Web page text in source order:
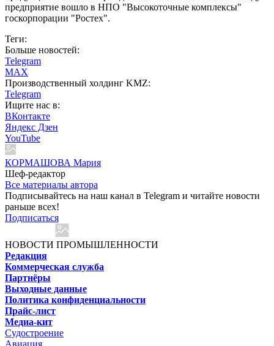
предприятие вошло в НПО "Высокоточные комплексы"
госкорпорации "Ростех".
Теги:
Больше новостей:
Telegram
MAX
Производственный холдинг KMZ:
Telegram
Ищите нас в:
ВКонтакте
Яндекс Дзен
YouTube
КОРМАШОВА Мария
Шеф-редактор
Все материалы автора
Подписывайтесь на наш канал в Telegram и читайте новости
раньше всех!
Подписаться
НОВОСТИ ПРОМЫШЛЕННОСТИ
Редакция
Коммерческая служба
Партнёры
Выходные данные
Политика конфиденциальности
Прайс-лист
Медиа-кит
Судостроение
Авиация